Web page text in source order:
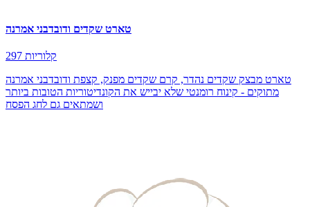
טארט שקדים ודובדבני אמרנה
297 קלוריות
טארט מבצק שקדים נהדר, קרם שקדים מפנק, קצפת ודובדבני אמרנה
מתוקים - קינוח רומנטי שלא יבייש את הקונדיטוריות הטובות ביותר
ושמתאים גם לחג הפסח